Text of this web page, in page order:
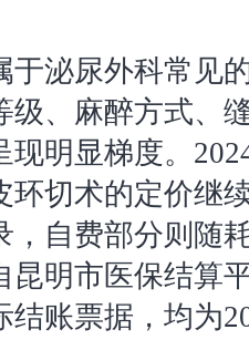
于泌尿外科常见
级、麻醉方式、
现明显梯度。
环切术的定价继
，自费部分则随
昆明市医保结算
结账票据，均为